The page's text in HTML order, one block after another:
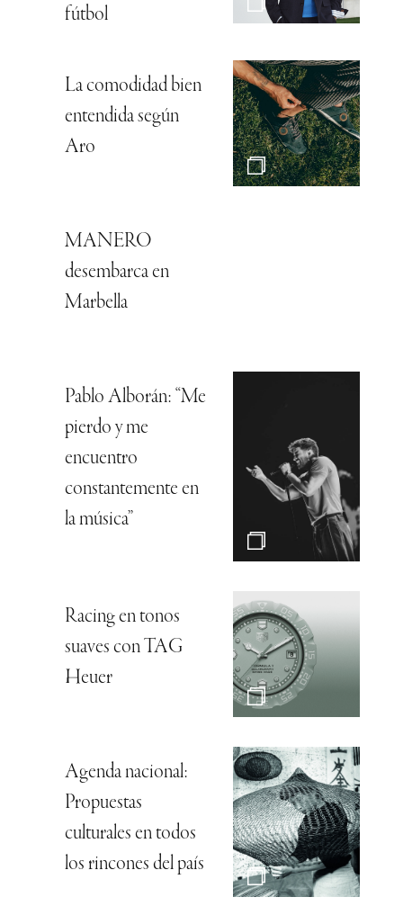
fútbol
La comodidad bien
entendida según
Aro
MANERO
desembarca en
Marbella
Pablo Alborán: “Me
pierdo y me
encuentro
constantemente en
la música”
Racing en tonos
suaves con TAG
Heuer
Agenda nacional:
Propuestas
culturales en todos
los rincones del país